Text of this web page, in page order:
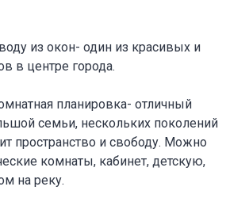
из окон- один из красивых и
в центре города.
планировка- отличный
семьи, нескольких поколений
пространство и свободу. Можно
комнаты, кабинет, детскую,
на реку.